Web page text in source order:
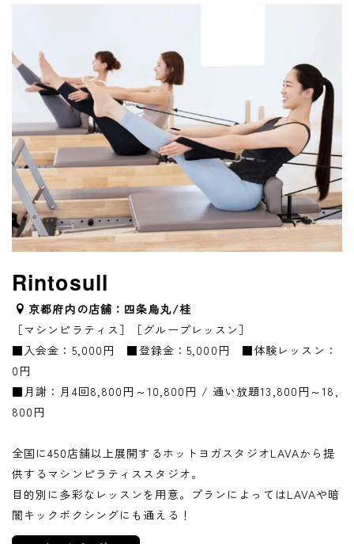
Rintosull
京都府内の店舗：四条烏丸/桂
［マシンピラティス］［グループレッスン］
■入会金：5,000円 ■登録金：5,000円 ■体験レッスン：
0円
■月謝：月4回8,800円～10,800円 / 通い放題13,800円～18,
800円
全国に450店舗以上展開するホットヨガスタジオLAVAから提
供するマシンピラティススタジオ。
目的別に多彩なレッスンを用意。プランによってはLAVAや暗
闇キックボクシングにも通える！